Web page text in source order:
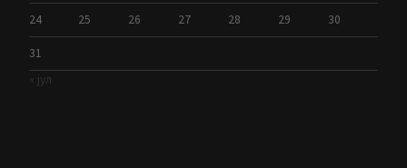
24 25 26 27 28 29 30
31
« јул